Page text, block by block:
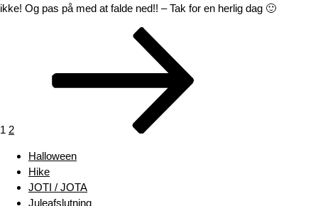
ikke! Og pas på med at falde ned!! – Tak for en herlig dag 🙂
Indlægsinddeling
1 2
Halloween
Hike
JOTI / JOTA
Juleafslutning